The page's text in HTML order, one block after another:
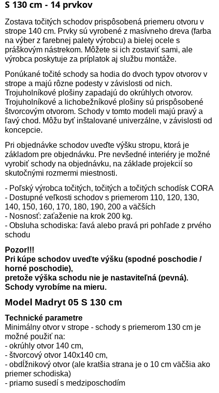
S 130 cm - 14 prvkov
Zostava točitých schodov prispôsobená priemeru otvoru v
strope 140 cm. Prvky sú vyrobené z masívneho dreva (farba
na výber z farebnej palety výrobcu) a bielej ocele s
práškovým nástrekom. Môžete si ich zostaviť sami, ale
výrobca poskytuje za príplatok aj službu montáže.
Ponúkané točité schody sa hodia do dvoch typov otvorov v
strope a majú rôzne podesty v závislosti od nich.
Trojuholníkové plošiny zapadajú do okrúhlych otvorov.
Trojuholníkové a lichobežníkové plošiny sú prispôsobené
štvorcovým otvorom. Schody v tomto modeli majú pravý a
ľavý chod. Môžu byť inštalované univerzálne, v závislosti od
koncepcie.
Pri objednávke schodov uveďte výšku stropu, ktorá je
základom pre objednávku. Pre nevšedné interiéry je možné
vyrobiť schody na objednávku, na základe projekcií so
skutočnými rozmermi miestnosti.
- Poľský výrobca točitých, točitých a točitých schodísk CORA
- Dostupné veľkosti schodov s priemerom 110, 120, 130,
140, 150, 160, 170, 180, 190, 200 a väčších
- Nosnosť: zaťaženie na krok 200 kg.
- Obsluha schodiska: ľavá alebo pravá pri pohľade z prvého
schodu
Pozor!!!
Pri kúpe schodov uveďte výšku (spodné poschodie /
horné poschodie),
pretože výška schodu nie je nastaviteľná (pevná).
Schody vyrobíme na mieru.
Model Madryt 05 S 130 cm
Technické parametre
Minimálny otvor v strope - schody s priemerom 130 cm je
možné použiť na:
- okrúhly otvor 140 cm,
- štvorcový otvor 140x140 cm,
- obdĺžnikový otvor (ale kratšia strana je o 10 cm väčšia ako
priemer schodiska)
- priamo susedí s medziposchodím